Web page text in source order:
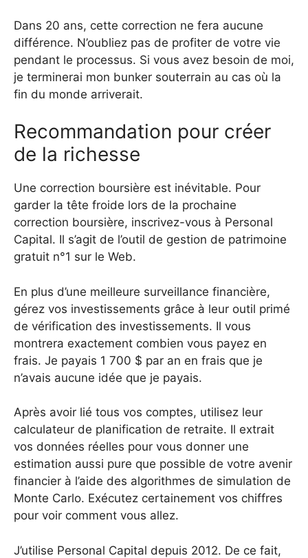
Dans 20 ans, cette correction ne fera aucune
différence. N’oubliez pas de profiter de votre vie
pendant le processus. Si vous avez besoin de moi,
je terminerai mon bunker souterrain au cas où la
fin du monde arriverait.
Recommandation pour créer
de la richesse
Une correction boursière est inévitable. Pour
garder la tête froide lors de la prochaine
correction boursière, inscrivez-vous à Personal
Capital. Il s’agit de l’outil de gestion de patrimoine
gratuit n°1 sur le Web.
En plus d’une meilleure surveillance financière,
gérez vos investissements grâce à leur outil primé
de vérification des investissements. Il vous
montrera exactement combien vous payez en
frais. Je payais 1 700 $ par an en frais que je
n’avais aucune idée que je payais.
Après avoir lié tous vos comptes, utilisez leur
calculateur de planification de retraite. Il extrait
vos données réelles pour vous donner une
estimation aussi pure que possible de votre avenir
financier à l’aide des algorithmes de simulation de
Monte Carlo. Exécutez certainement vos chiffres
pour voir comment vous allez.
J’utilise Personal Capital depuis 2012. De ce fait,